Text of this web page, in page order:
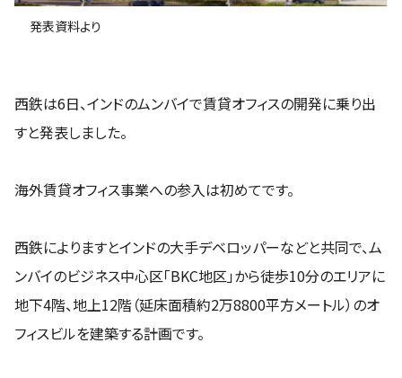
発表資料より
西鉄は6日、インドのムンバイで賃貸オフィスの開発に乗り出
すと発表しました。
海外賃貸オフィス事業への参入は初めてです。
西鉄によりますとインドの大手デベロッパーなどと共同で、ム
ンバイのビジネス中心区「BKC地区」から徒歩10分のエリアに
地下4階、地上12階（延床面積約2万8800平方メートル）のオ
フィスビルを建築する計画です。